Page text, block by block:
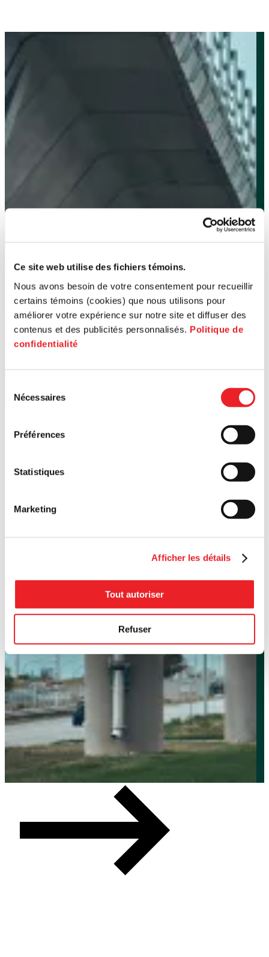
Ce site web utilise des fichiers témoins.
Nous avons besoin de votre consentement pour recueillir
certains témoins (cookies) que nous utilisons pour
améliorer votre expérience sur notre site et diffuser des
contenus et des publicités personnalisés. Politique de
confidentialité
Nécessaires
Préférences
Statistiques
Marketing
Afficher les détails
Tout autoriser
Refuser